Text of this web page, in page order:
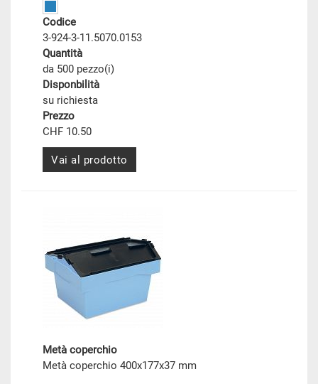
Codice
3-924-3-11.5070.0153
Quantità
da 500 pezzo(i)
Disponbilità
su richiesta
Prezzo
CHF 10.50
Vai al prodotto
Metà coperchio
Metà coperchio 400x177x37 mm